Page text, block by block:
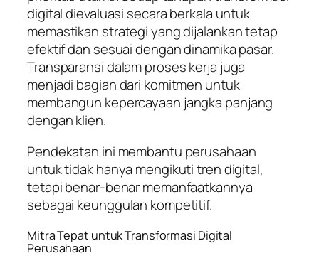
digital dievaluasi secara berkala untuk
memastikan strategi yang dijalankan tetap
efektif dan sesuai dengan dinamika pasar.
Transparansi dalam proses kerja juga
menjadi bagian dari komitmen untuk
membangun kepercayaan jangka panjang
dengan klien.
Pendekatan ini membantu perusahaan
untuk tidak hanya mengikuti tren digital,
tetapi benar-benar memanfaatkannya
sebagai keunggulan kompetitif.
Mitra Tepat untuk Transformasi Digital
Perusahaan